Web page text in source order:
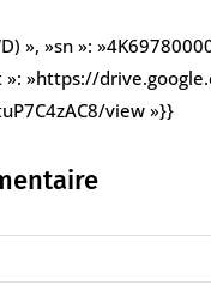
», »sn »:
»https://
view »}}